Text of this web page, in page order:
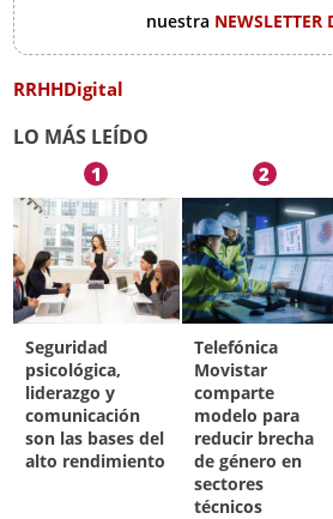
nuestra NEWSLETTER
RRHHDigital
LO MÁS LEÍDO
1
Seguridad
psicológica,
liderazgo y
comunicación
son las bases del
alto rendimiento
2
Telefónica
Movistar
comparte
modelo para
reducir brecha
de género en
sectores
técnicos